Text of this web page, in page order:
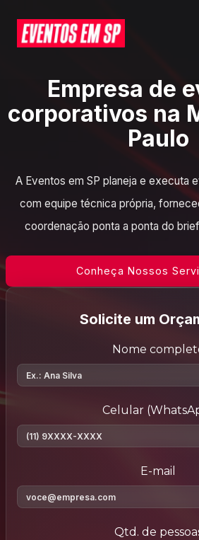
Empresa de
corporativos na
Paulo
A Eventos em SP planeja e executa
com equipe técnica própria,
coordenação ponta a ponta do
Conheça Nossos
Solicite um
Nome
Celular
E-mail
Qtd. de